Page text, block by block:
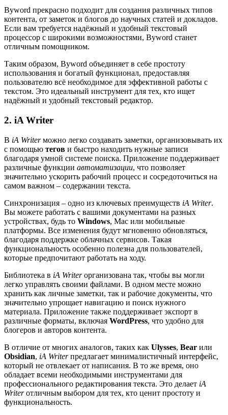
Byword прекрасно подходит для создания различных типов
контента, от заметок и блогов до научных статей и докладов.
Если вам требуется надёжный и удобный текстовый
процессор с широкими возможностями, Byword станет
отличным помощником.
Таким образом, Byword объединяет в себе простоту
использования и богатый функционал, предоставляя
пользователю всё необходимое для эффективной работы с
текстом. Это идеальный инструмент для тех, кто ищет
надёжный и удобный текстовый редактор.
2. iA Writer
В iA Writerможно легко создавать заметки, организовывать их
с помощью тегов и быстро находить нужные записи
благодаря умной системе поиска. Приложение поддерживает
различные функции автоматизации, что позволяет
значительно ускорить рабочий процесс и сосредоточиться на
самом важном – содержании текста.
Синхронизация – одно из ключевых преимуществ iA Writer.
Вы можете работать с вашими документами на разных
устройствах, будь то Windows, Mac или мобильные
платформы. Все изменения будут мгновенно обновляться,
благодаря поддержке облачных сервисов. Такая
функциональность особенно полезна для пользователей,
которые предпочитают работать на ходу.
Библиотека в iA Writerорганизована так, чтобы вы могли
легко управлять своими файлами. В одном месте можно
хранить как личные заметки, так и рабочие документы, что
значительно упрощает навигацию и поиск нужного
материала. Приложение также поддерживает экспорт в
различные форматы, включая WordPress, что удобно для
блогеров и авторов контента.
В отличие от многих аналогов, таких как Ulysses, Bear или
Obsidian, iA Writerпредлагает минималистичный интерфейс,
который не отвлекает от написания. В то же время, оно
обладает всеми необходимыми инструментами для
профессионального редактирования текста. Это делает iA
Writerотличным выбором для тех, кто ценит простоту и
функциональность.